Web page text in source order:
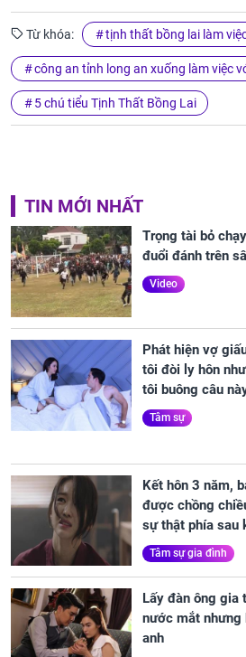
Từ khóa: tịnh thất bồng lai làm
công an tỉnh long an xuống làm việc
5 chú tiểu Tịnh Thất Bồng Lai
TIN MỚI NHẤT
Trọng tài bỏ
đuổi đánh trên
Video
Phát hiện vợ
tôi đòi ly hôn
tôi buông câu
Tâm sự
Kết hôn 3 năm,
được chồng
sự thật phía sau
Tâm sự gia đình
Lấy đàn ông gia
nước mắt nhưng
anh